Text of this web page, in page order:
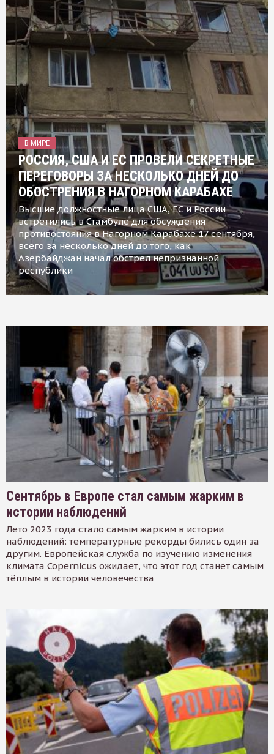
В МИРЕ
РОССИЯ, США И ЕС ПРОВЕЛИ СЕКРЕТНЫЕ
ПЕРЕГОВОРЫ ЗА НЕСКОЛЬКО ДНЕЙ ДО
ОБОСТРЕНИЯ В НАГОРНОМ КАРАБАХЕ
Высшие должностные лица США, ЕС и России
встретились в Стамбуле для обсуждения
противостояния в Нагорном Карабахе 17 сентября,
всего за несколько дней до того, как
Азербайджан начал обстрел непризнанной
республики
Сентябрь в Европе стал самым жарким в
истории наблюдений
Лето 2023 года стало самым жарким в истории
наблюдений: температурные рекорды бились один за
другим. Европейская служба по изучению изменения
климата Copernicus ожидает, что этот год станет самым
тёплым в истории человечества